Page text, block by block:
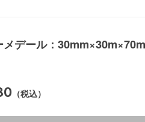
メデール：
（税込）